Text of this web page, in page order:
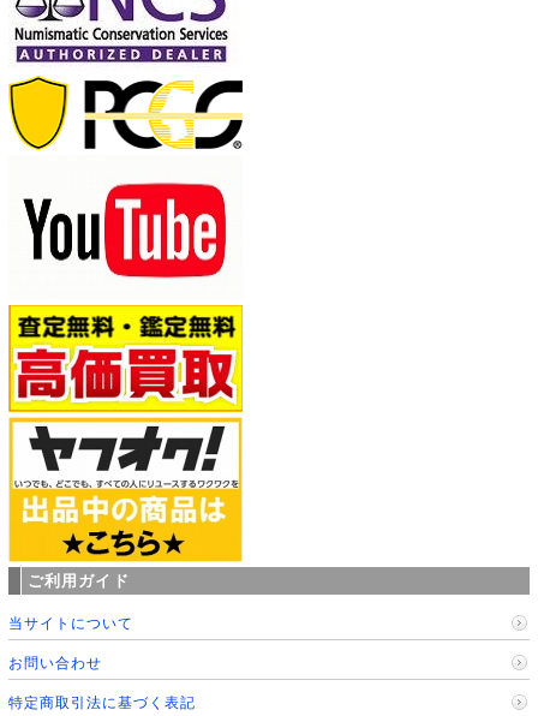
ご利用ガイド
当サイトについて
お問い合わせ
特定商取引法に基づく表記